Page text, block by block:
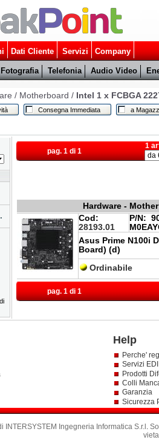
Dati Cliente Servizi Company
Fotografia Telefonia Audio Video
/ Motherboard / Intel 1 x FCBGA
Consegna Immediata a
pag. 1 di 1
1
Hardware -
Cod:
28193.01
P/N:
Asus Prime N100i
Board) (d)
Ordinabile
pag. 1 di 1
Help
Perche'
Servizi
Prodotti
Colli
Garanzia
Sicurezza
INTERSYSTEM Ingegneria Informatica S.r.l .